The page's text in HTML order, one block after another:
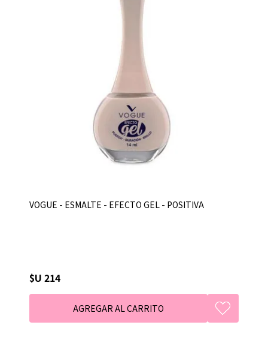
VOGUE - ESMALTE - EFECTO GEL - POSITIVA
$U 214